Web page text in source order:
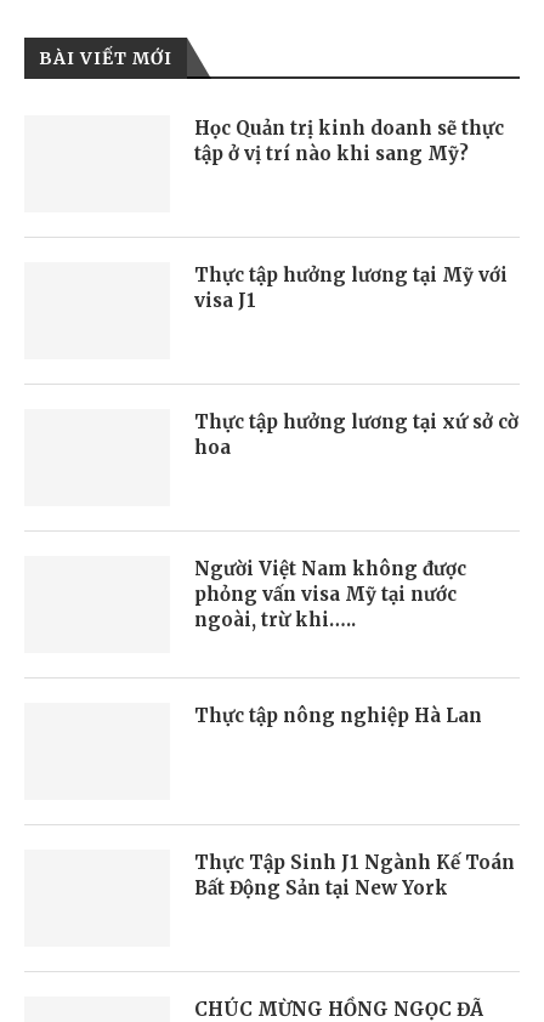
BÀI VIẾT MỚI
Học Quản trị kinh doanh sẽ thực
tập ở vị trí nào khi sang Mỹ?
Thực tập hưởng lương tại Mỹ với
visa J1
Thực tập hưởng lương tại xứ sở cờ
hoa
Người Việt Nam không được
phỏng vấn visa Mỹ tại nước
ngoài, trừ khi…..
Thực tập nông nghiệp Hà Lan
Thực Tập Sinh J1 Ngành Kế Toán
Bất Động Sản tại New York
CHÚC MỪNG HỒNG NGỌC ĐÃ